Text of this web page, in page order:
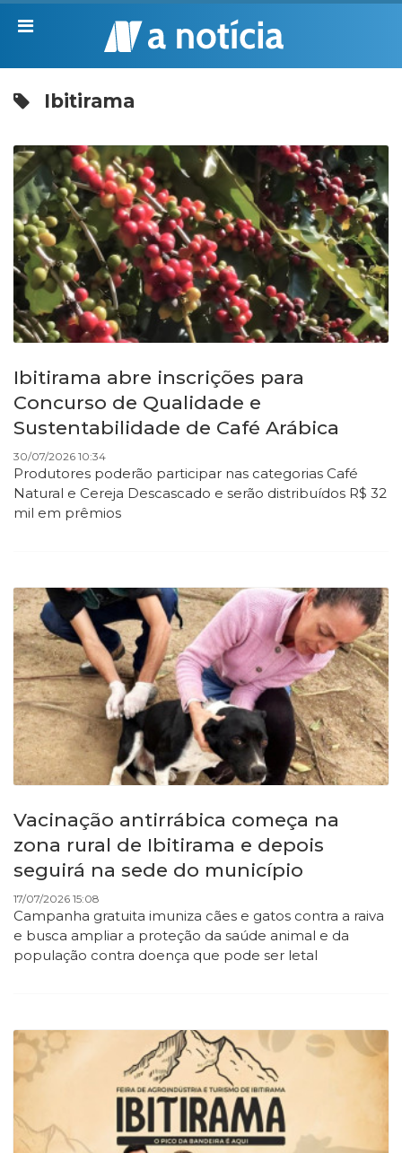
Ibitirama
Ibitirama abre inscrições para
Concurso de Qualidade e
Sustentabilidade de Café Arábica
30/07/2026 10:34
Produtores poderão participar nas categorias Café
Natural e Cereja Descascado e serão distribuídos R$ 32
mil em prêmios
Vacinação antirrábica começa na
zona rural de Ibitirama e depois
seguirá na sede do município
17/07/2026 15:08
Campanha gratuita imuniza cães e gatos contra a raiva
e busca ampliar a proteção da saúde animal e da
população contra doença que pode ser letal